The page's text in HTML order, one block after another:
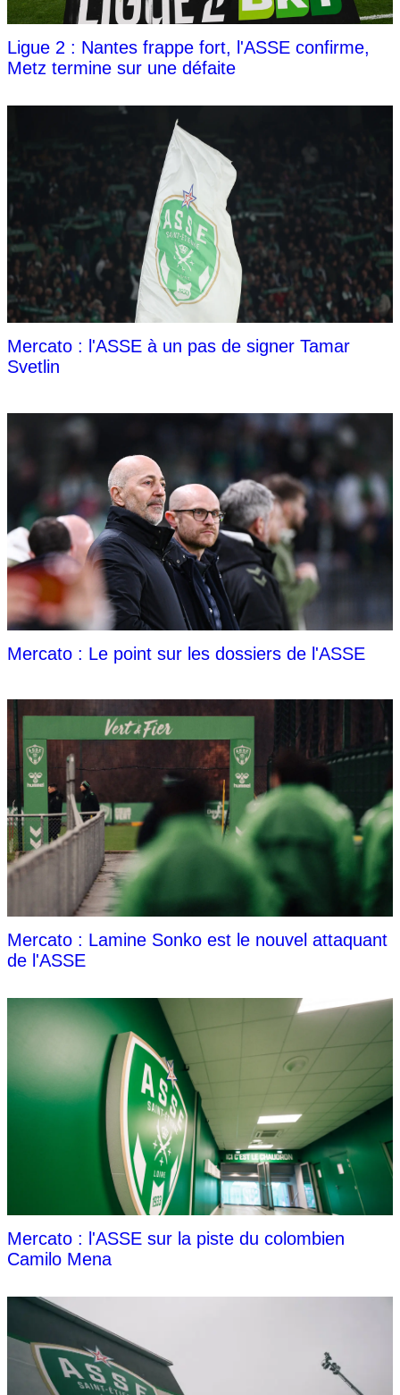
Ligue 2 : Nantes frappe fort, l'ASSE confirme,
Metz termine sur une défaite
Mercato : l'ASSE à un pas de signer Tamar
Svetlin
Mercato : Le point sur les dossiers de l'ASSE
Mercato : Lamine Sonko est le nouvel attaquant
de l'ASSE
Mercato : l'ASSE sur la piste du colombien
Camilo Mena